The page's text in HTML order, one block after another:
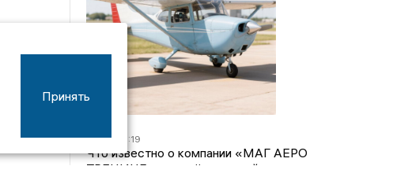
07/08 16:19
Что известно о компании «МАГ АЕРО
ТРЕНИНГ», самолёт которой потерпел крушение
Принять